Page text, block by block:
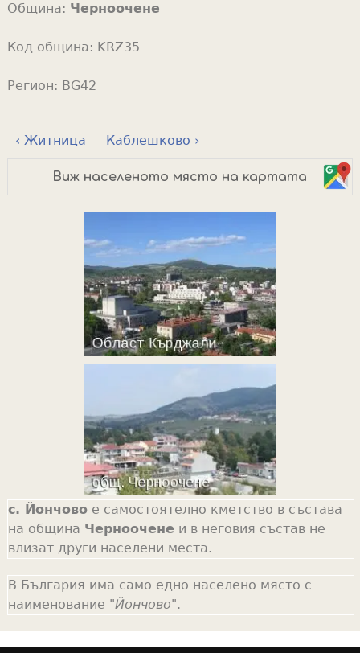
Община: Черноочене
Код община: KRZ35
Регион: BG42
‹ Житница Каблешково ›
Виж населеното място на картата
с. Йончовое самостоятелно кметство в състава
на община Черноочене и в неговия състав не
влизат други населени места.
В България има само едно населено място с
наименование "Йончово".